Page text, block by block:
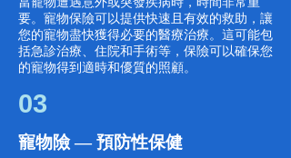
要。寵物保險可以提供快速且有效的救助，讓
您的寵物盡快獲得必要的醫療治療。這可能包
括急診治療、住院和手術等，保險可以確保您
的寵物得到適時和優質的照顧。
03
寵物險 — 預防性保健